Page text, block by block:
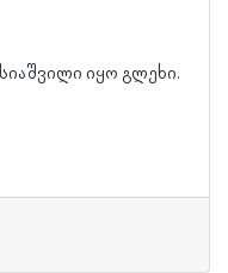
იყო გლეხი.